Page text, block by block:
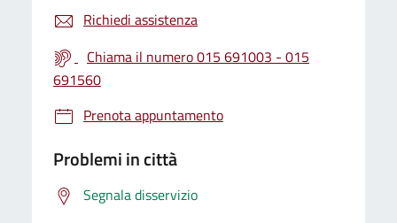
Richiedi assistenza
Chiama il numero 015 691003 - 015
691560
Prenota appuntamento
Problemi in città
Segnala disservizio